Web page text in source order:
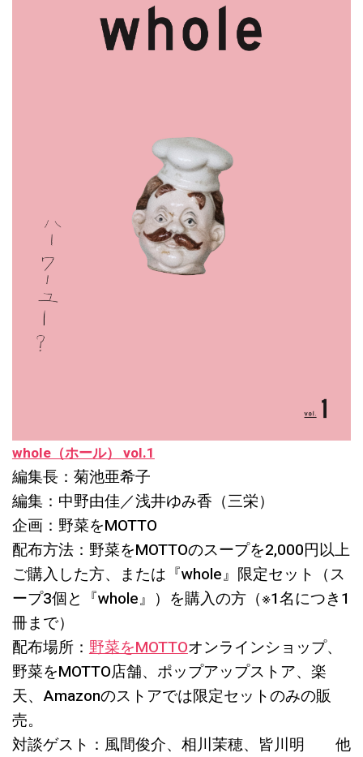
whole（ホール） vol.1
編集長：菊池亜希子
編集：中野由佳／浅井ゆみ香（三栄）
企画：野菜をMOTTO
配布方法：野菜をMOTTOのスープを2,000円以上
ご購入した方、または『whole』限定セット（ス
ープ3個と『whole』）を購入の方（※1名につき1
冊まで）
配布場所： 野菜をMOTTOオンラインショップ、
野菜をMOTTO店舗、ポップアップストア、楽
天、Amazonのストアでは限定セットのみの販
売。
対談ゲスト：風間俊介、相川茉穂、皆川明 他